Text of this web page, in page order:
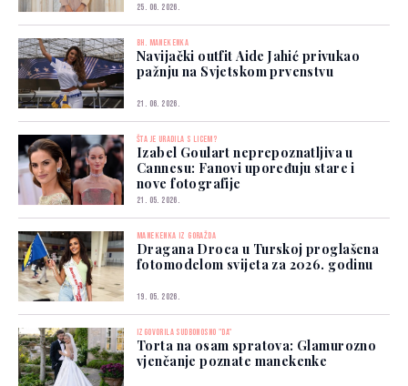
25. 06. 2026.
BH. MANEKENKA
Navijački outfit Aide Jahić privukao
pažnju na Svjetskom prvenstvu
21. 06. 2026.
ŠTA JE URADILA S LICEM?
Izabel Goulart neprepoznatljiva u
Cannesu: Fanovi upoređuju stare i
nove fotografije
21. 05. 2026.
MANEKENKA IZ GORAŽDA
Dragana Droca u Turskoj proglašena
fotomodelom svijeta za 2026. godinu
19. 05. 2026.
IZGOVORILA SUDBONOSNO "DA"
Torta na osam spratova: Glamurozno
vjenčanje poznate manekenke